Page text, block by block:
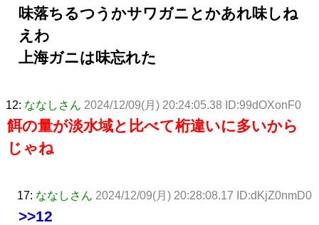
味落ちるつうかサワガニとかあれ味しね
えわ
上海ガニは味忘れた
12: ななしさん 2024/12/09(月) 20:24:05.38 ID:99dOXonF0
餌の量が淡水域と比べて桁違いに多いから
じゃね
17: ななしさん 2024/12/09(月) 20:28:08.17 ID:dKjZ0nmD0
>>12